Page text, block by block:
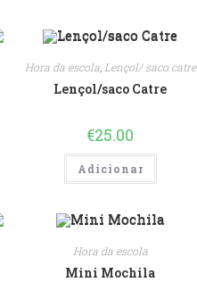
Hora da escola, Lençol/ saco catre
Lençol/saco Catre
€25.00
Adicionar
Hora da escola
Mini Mochila